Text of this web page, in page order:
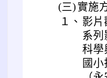
(三) 實施
１、 影片
系
科學
國